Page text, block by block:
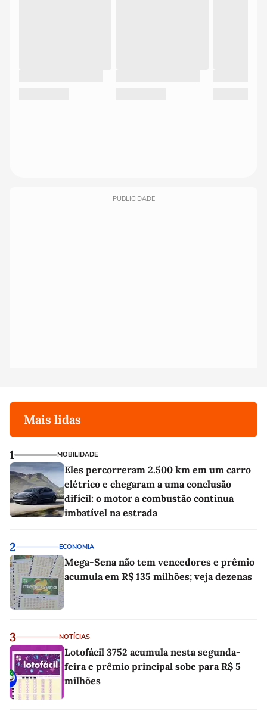
PUBLICIDADE
Mais lidas
1 MOBILIDADE
Eles percorreram 2.500 km em um carro
elétrico e chegaram a uma conclusão
difícil: o motor a combustão continua
imbatível na estrada
2 ECONOMIA
Mega-Sena não tem vencedores e prêmio
acumula em R$ 135 milhões; veja dezenas
3 NOTÍCIAS
Lotofácil 3752 acumula nesta segunda-
feira e prêmio principal sobe para R$ 5
milhões